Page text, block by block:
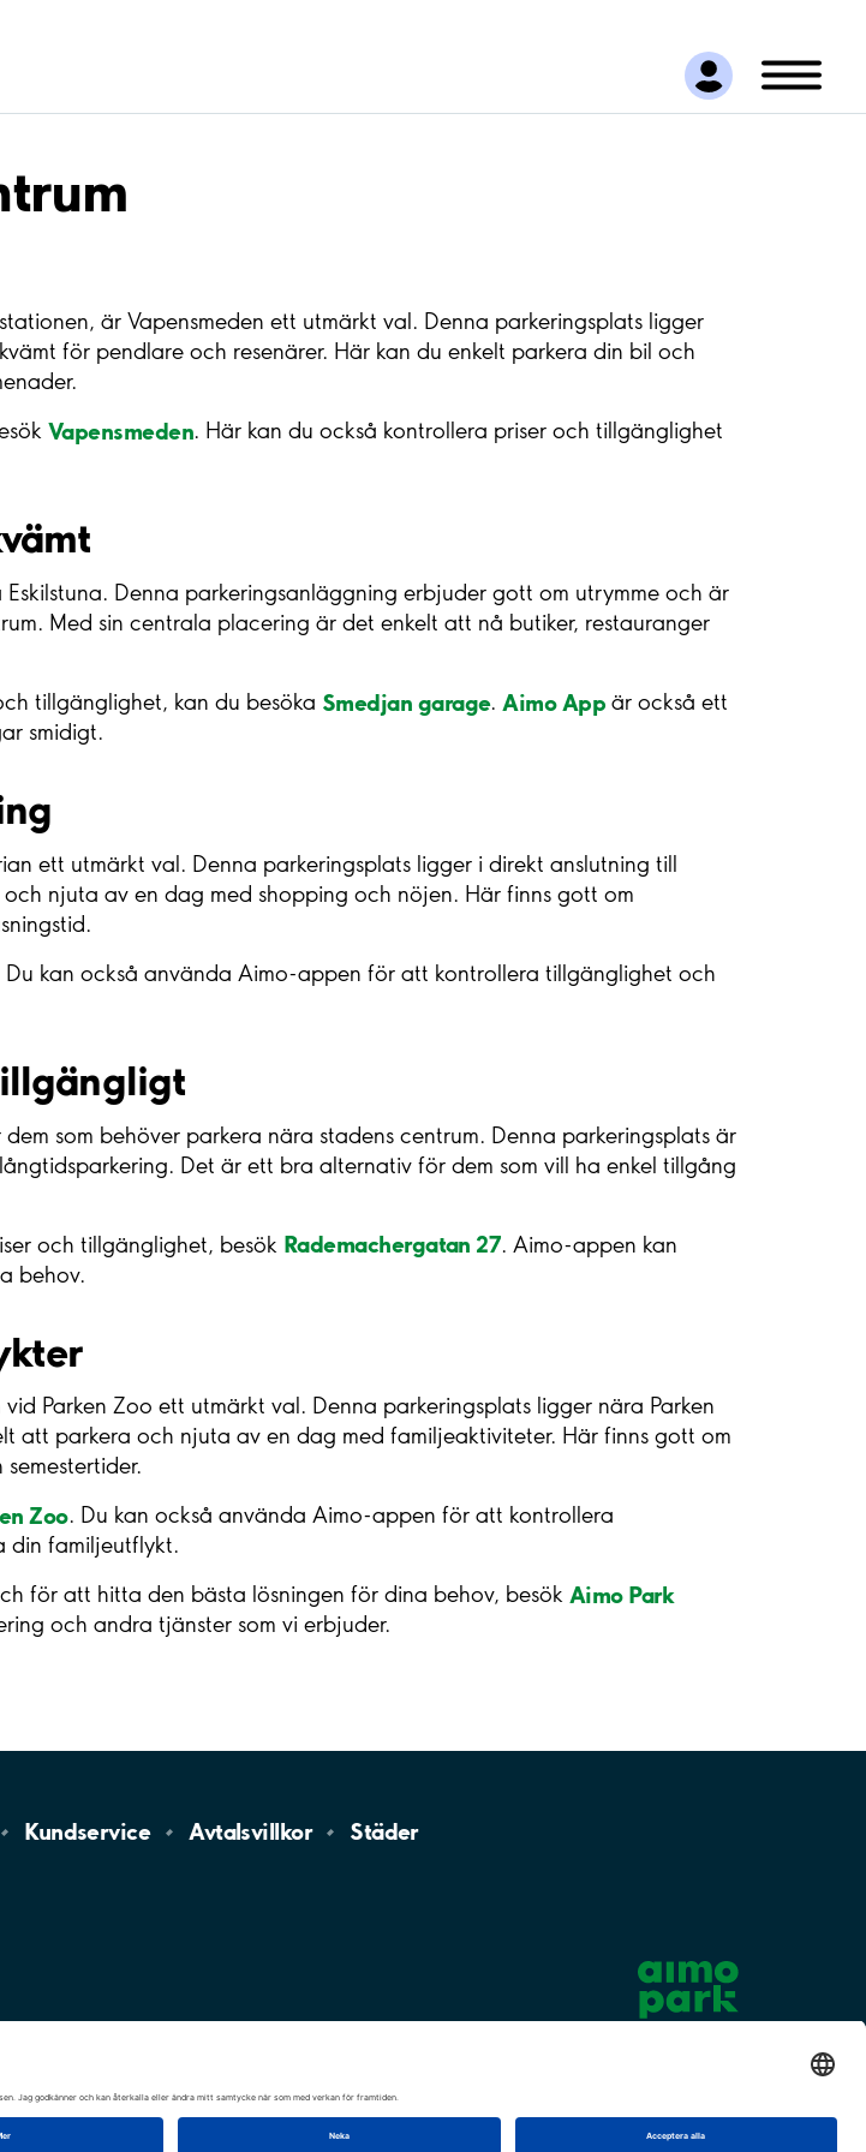
är Vapensmeden ett utmärkt val. Denna parkeringsplats ligger
för pendlare och resenärer. Här kan du enkelt parkera din bil och
Vapensmeden. Här kan du också kontrollera priser och tillgänglighet
Denna parkeringsanläggning erbjuder gott om utrymme och är
Med sin centrala placering är det enkelt att nå butiker, restauranger
tillgänglighet, kan du besöka Smedjan garage.Aimo App är också ett
smidigt.
ett utmärkt val. Denna parkeringsplats ligger i direkt anslutning till
njuta av en dag med shopping och nöjen. Här finns gott om
Du kan också använda Aimo-appen för att kontrollera tillgänglighet och
som behöver parkera nära stadens centrum. Denna parkeringsplats är
Det är ett bra alternativ för dem som vill ha enkel tillgång
och tillgänglighet, besök Rademachergatan 27. Aimo-appen kan
behov.
Parken Zoo ett utmärkt val. Denna parkeringsplats ligger nära Parken
att parkera och njuta av en dag med familjeaktiviteter. Här finns gott om
Zoo. Du kan också använda Aimo-appen för att kontrollera
din familjeutflykt.
för att hitta den bästa lösningen för dina behov, besök Aimo Park
och andra tjänster som vi erbjuder.
Kundservice Avtalsvillkor Städer